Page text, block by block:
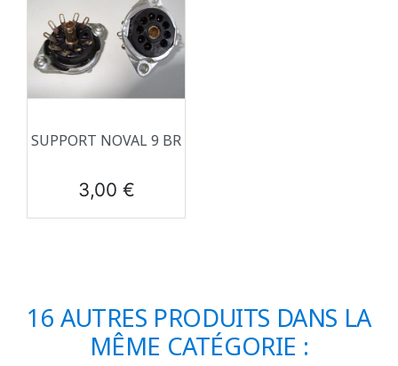
SUPPORT NOVAL 9 BR
Prix
3,00 €
16 AUTRES PRODUITS DANS LA
MÊME CATÉGORIE :